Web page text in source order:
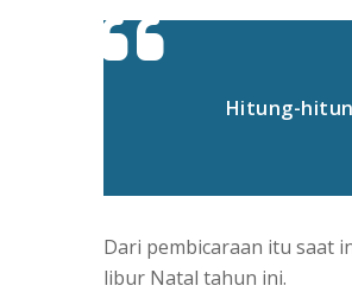
Hitung-
Dari pembicaraan itu saat
libur Natal tahun ini.